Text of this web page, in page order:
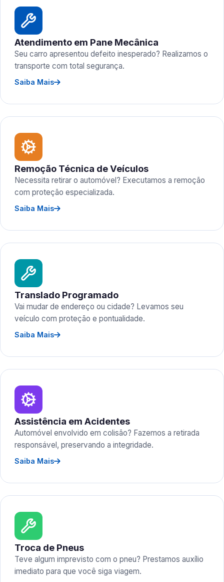
Atendimento em Pane Mecânica
Seu carro apresentou defeito inesperado? Realizamos o
transporte com total segurança.
Saiba Mais
Remoção Técnica de Veículos
Necessita retirar o automóvel? Executamos a remoção
com proteção especializada.
Saiba Mais
Translado Programado
Vai mudar de endereço ou cidade? Levamos seu
veículo com proteção e pontualidade.
Saiba Mais
Assistência em Acidentes
Automóvel envolvido em colisão? Fazemos a retirada
responsável, preservando a integridade.
Saiba Mais
Troca de Pneus
Teve algum imprevisto com o pneu? Prestamos auxílio
imediato para que você siga viagem.